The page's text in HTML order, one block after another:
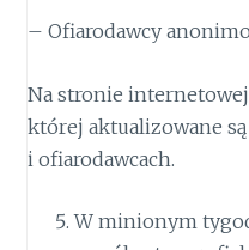
– Ofiarodawcy
Na stronie internetowej
której aktualizowane są
i ofiarodawcach.
W minionym